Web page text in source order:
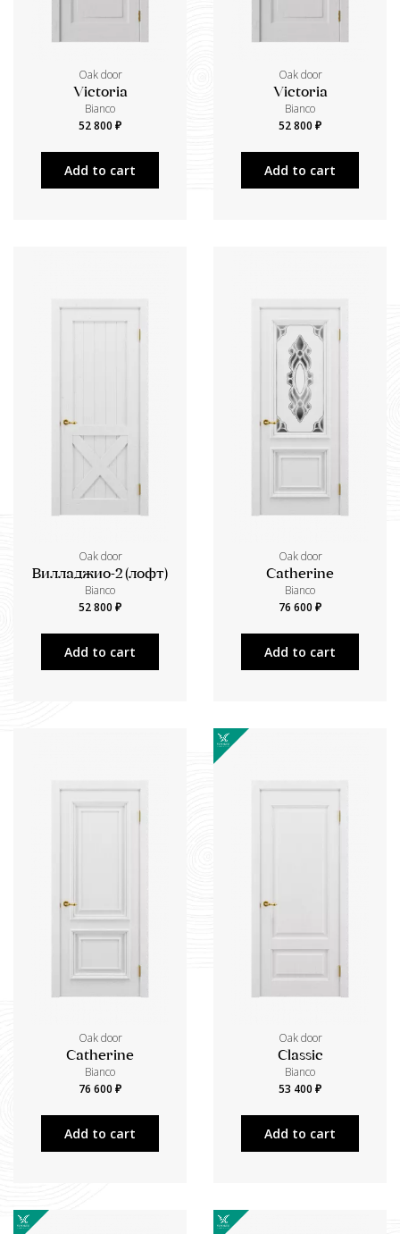
Oak door
Victoria
Bianco
52 800 ₽
Add to cart
Oak door
Victoria
Bianco
52 800 ₽
Add to cart
Oak door
Вилладжио-2 (лофт)
Bianco
52 800 ₽
Add to cart
Oak door
Catherine
Bianco
76 600 ₽
Add to cart
Oak door
Catherine
Bianco
76 600 ₽
Add to cart
Oak door
Classic
Bianco
53 400 ₽
Add to cart